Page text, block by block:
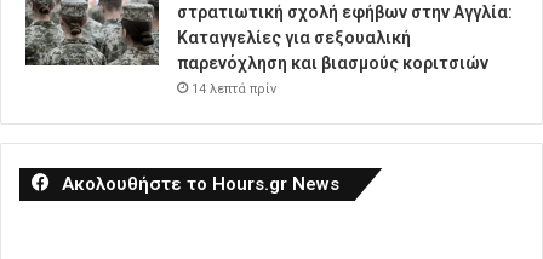
στρατιωτική σχολή εφήβων στην Αγγλία:
Καταγγελίες για σεξουαλική
παρενόχληση και βιασμούς κοριτσιών
14 λεπτά πρίν
Ακολουθήστε το Hours.gr News